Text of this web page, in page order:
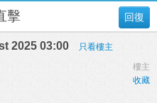
回復
擊
2025 03:00
只看樓主
樓主
收藏